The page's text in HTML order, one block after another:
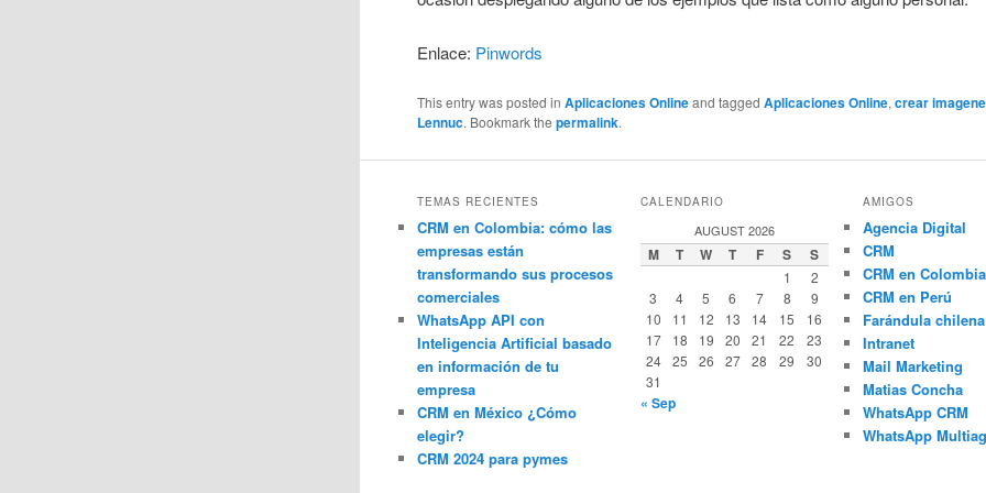
Enlace: Pinwords
This entry was posted inAplicaciones Onlineand taggedAplicaciones Online,crear
Lennuc. Bookmark thepermalink.
TEMAS RECIENTES
CRM en Colombia: cómo las
empresas están
transformando sus procesos
comerciales
WhatsApp API con
Inteligencia Artificial basado
en información de tu
empresa
CRM en México ¿Cómo
elegir?
CRM 2024 para pymes
CALENDARIO
AUGUST 2026
M T W T F S S
1
2
3
4 5 6 7 8
9
10
11 12 13 14 15
16
17
18 19 20 21 22
23
24
25 26 27 28 29
30
31
« Sep
AMIGOS
Agencia Digital
CRM
CRM en Colombia
CRM en Perú
Farándula chilena
Intranet
Mail Marketing
Matias Concha
WhatsApp CRM
WhatsApp